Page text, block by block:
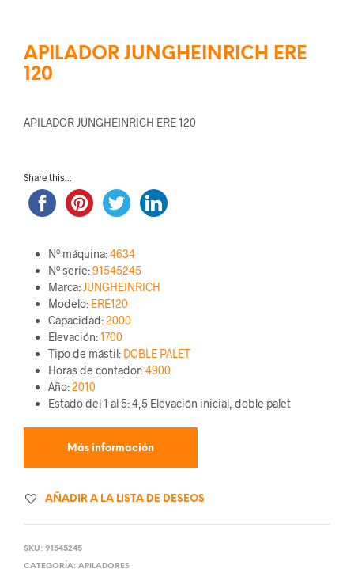
APILADOR JUNGHEINRICH ERE
120
APILADOR JUNGHEINRICH ERE 120
Share this...
Nº máquina:4634
Nº serie:91545245
Marca:JUNGHEINRICH
Modelo: ERE120
Capacidad:2000
Elevación:1700
Tipo de mástil: DOBLE PALET
Horas de contador:4900
Año:2010
Estado del 1 al 5:4,5 Elevación inicial, doble palet
AÑADIR A LA LISTA DE DESEOS
SKU: 91545245
CATEGORÍA: APILADORES